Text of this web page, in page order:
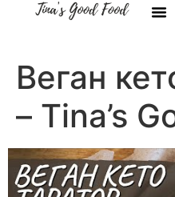
Веган
– Tina’s